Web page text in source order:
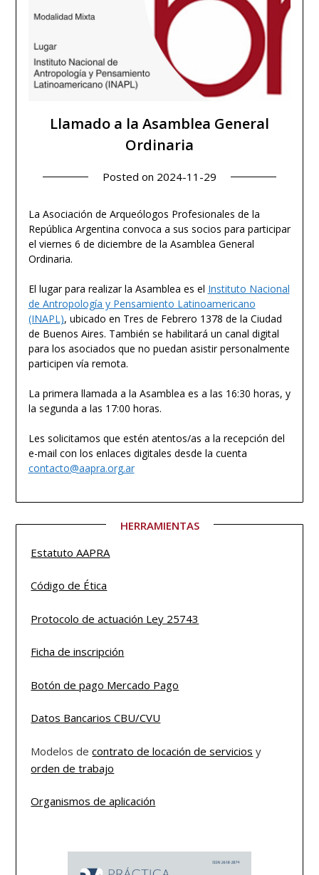
Llamado a la Asamblea General
Ordinaria
Posted on 2024-11-29
La Asociación de Arqueólogos Profesionales de la
República Argentina convoca a sus socios para participar
el viernes 6 de diciembre de la Asamblea General
Ordinaria.
El lugar para realizar la Asamblea es el Instituto Nacional
de Antropología y Pensamiento Latinoamericano
(INAPL), ubicado en Tres de Febrero 1378 de la Ciudad
de Buenos Aires. También se habilitará un canal digital
para los asociados que no puedan asistir personalmente
participen vía remota.
La primera llamada a la Asamblea es a las 16:30 horas, y
la segunda a las 17:00 horas.
Les solicitamos que estén atentos/as a la recepción del
e-mail con los enlaces digitales desde la cuenta
contacto@aapra.org.ar
HERRAMIENTAS
EstatutoAAPRA
Código de Ética
Protocolo de actuación Ley 25743
Ficha de inscripción
Botón de pago Mercado Pago
Datos Bancarios CBU/CVU
Modelos decontrato de locación de servicios y
orden de trabajo
Organismos de aplicación